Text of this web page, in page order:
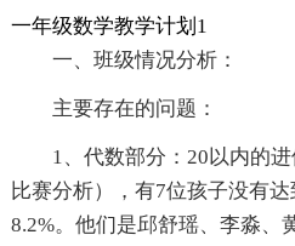
一年级数学教学计划1
一、班级情况分析：
主要存在的问题：
1、代数部分：20以内的
比赛分析），有7位孩子没有
8.2%。他们是邱舒瑶、李淼、